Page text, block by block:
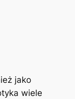
jako
wiele